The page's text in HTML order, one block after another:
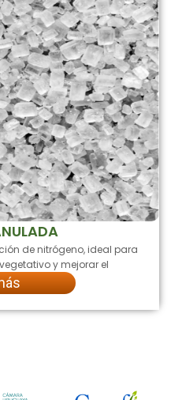
de nitrógeno, ideal para
y mejorar el